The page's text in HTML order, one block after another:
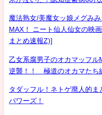
魔法熟女/美魔女ッ娘メグみ
MAX！ ニート仙人仙女の映
まとめ速報Z)]
乙女系腐男子のオカマッフ
逆襲！！ 極道のオカマたち
タダッフル！ネトゲ廃人的
パワーズ！